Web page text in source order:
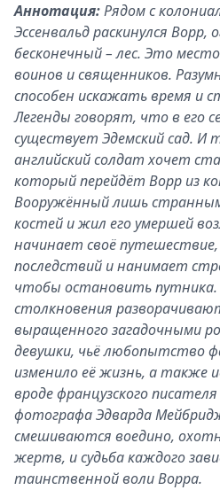
Аннотация:Рядом с
Эссенвальд раскинулся
бесконечный – лес. Это
воинов и священников.
способен искажать время и
Легенды говорят, что в его
существует Эдемский сад. И
английский солдат хочет
который перейдёт Ворр из
Вооружённый лишь
костей и жил его умершей
начинает своё
последствий и нанимает
чтобы остановить
столкновения
выращенного загадочными
девушки, чьё любопытство
изменило её жизнь, а также
вроде французского
фотографа Эдварда
смешиваются воедино,
жертв, и судьба каждого
таинственной воли Ворра.